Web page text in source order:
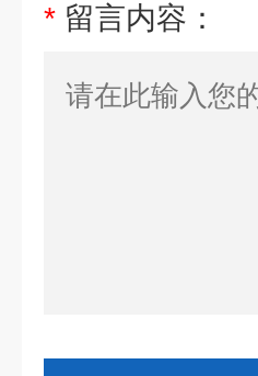
* 留言内容：